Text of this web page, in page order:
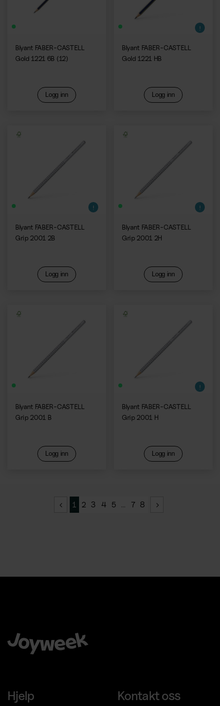
Blyant FABER-CASTELL
Gold 1221 6B (12)
Logg inn
Blyant FABER-CASTELL
Gold 1221 HB
Logg inn
Blyant FABER-CASTELL
Grip 2001 2B
Logg inn
Blyant FABER-CASTELL
Grip 2001 2H
Logg inn
Blyant FABER-CASTELL
Grip 2001 B
Logg inn
Blyant FABER-CASTELL
Grip 2001 H
Logg inn
1 2 3 4 5 … 7 8
Hjelp Kontakt oss